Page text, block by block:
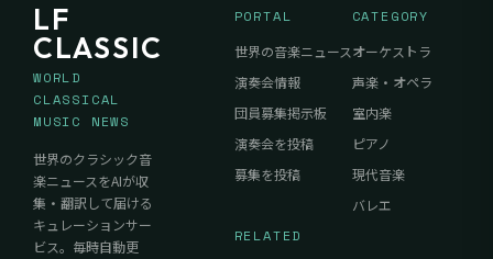
LF
CLASSIC
WORLD
CLASSICAL
MUSIC NEWS
世界のクラシック音
楽ニュースをAIが収
集・翻訳して届ける
キュレーションサー
ビス。毎時自動更
PORTAL
世界の音楽ニュース
演奏会情報
団員募集掲示板
演奏会を投稿
募集を投稿
CATEGORY
オーケストラ
声楽・オペラ
室内楽
ピアノ
現代音楽
バレエ
RELATED